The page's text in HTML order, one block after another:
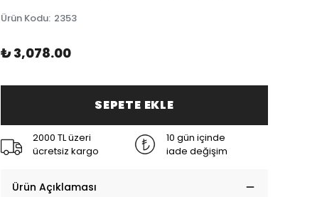
Ürün Kodu: 2353
₺ 3,078.00
SEPETE EKLE
2000 TL üzeri
ücretsiz kargo
10 gün içinde
iade değişim
Ürün Açıklaması